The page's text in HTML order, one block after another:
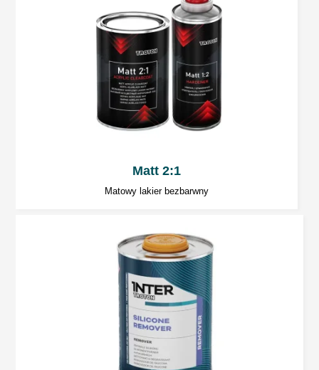
Czas utwardzania
Czas utwardzania w temperaturze 20ºC
Pyłosuchy: po około 30 – 35 minutach.
Gotowy do polerowania: po schnięciu przez
Czas utwardzania w temperaturze obiektu 60°C
Lakier gotowy do polerowania po około 30
Temperatura poniżej 20ºC znacznie wydłuża
czas schnięcia.
Suszenie promiennikiem IR
15 ÷ 20 minut fal krótkich, w zależności od
Matt 2:1
Matowy lakier bezbarwny